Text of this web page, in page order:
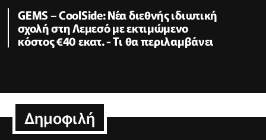
GEMS – CoolSide: Νέα διεθνής ιδιωτική
σχολή στη Λεμεσό με εκτιμώμενο
κόστος €40 εκατ. - Τι θα περιλαμβάνει
Δημοφιλή